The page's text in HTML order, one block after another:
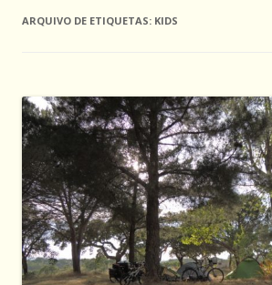
ARQUIVO DE ETIQUETAS: KIDS